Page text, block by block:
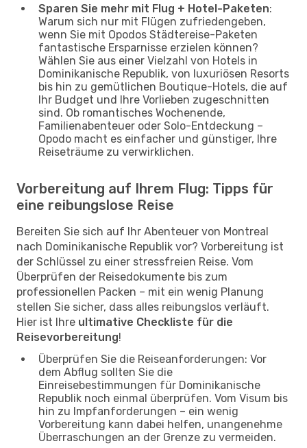
Sparen Sie mehr mit Flug + Hotel-Paketen:
Warum sich nur mit Flügen zufriedengeben,
wenn Sie mit Opodos Städtereise-Paketen
fantastische Ersparnisse erzielen können?
Wählen Sie aus einer Vielzahl von Hotels in
Dominikanische Republik, von luxuriösen Resorts
bis hin zu gemütlichen Boutique-Hotels, die auf
Ihr Budget und Ihre Vorlieben zugeschnitten
sind. Ob romantisches Wochenende,
Familienabenteuer oder Solo-Entdeckung –
Opodo macht es einfacher und günstiger, Ihre
Reiseträume zu verwirklichen.
Vorbereitung auf Ihrem Flug: Tipps für
eine reibungslose Reise
Bereiten Sie sich auf Ihr Abenteuer von Montreal
nach Dominikanische Republik vor? Vorbereitung ist
der Schlüssel zu einer stressfreien Reise. Vom
Überprüfen der Reisedokumente bis zum
professionellen Packen – mit ein wenig Planung
stellen Sie sicher, dass alles reibungslos verläuft.
Hier ist Ihre ultimative Checkliste für die
Reisevorbereitung!
Überprüfen Sie die Reiseanforderungen: Vor
dem Abflug sollten Sie die
Einreisebestimmungen für Dominikanische
Republik noch einmal überprüfen. Vom Visum bis
hin zu Impfanforderungen – ein wenig
Vorbereitung kann dabei helfen, unangenehme
Überraschungen an der Grenze zu vermeiden.